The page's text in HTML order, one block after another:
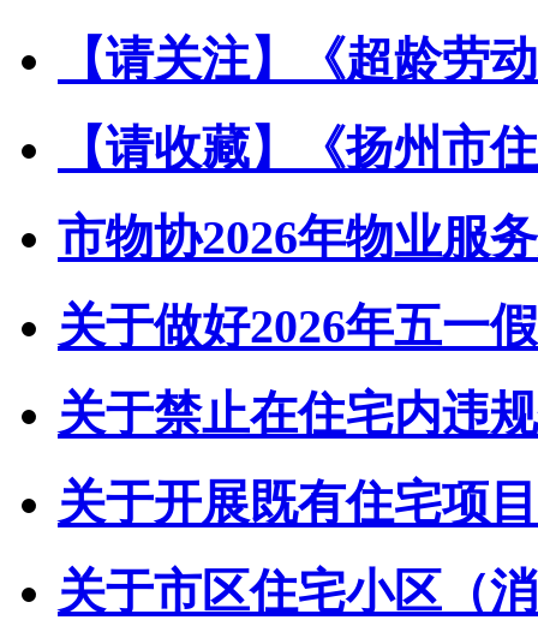
【请关注】《超龄劳
【请收藏】《扬州市
市物协2026年物业服
关于做好2026年五一
关于禁止在住宅内违
关于开展既有住宅项
关于市区住宅小区（